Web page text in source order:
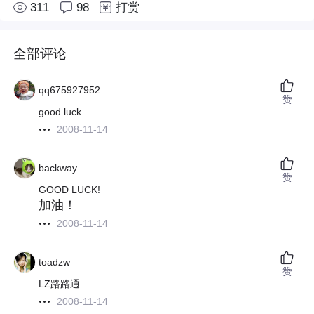
311 98 打赏
全部评论
qq675927952
good luck
2008-11-14
赞
backway
GOOD LUCK!
加油！
2008-11-14
赞
toadzw
LZ路路通
2008-11-14
赞